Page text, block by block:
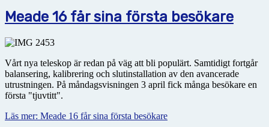
Meade 16 får sina första besökare
Vårt nya teleskop är redan på väg att bli populärt. Samtidigt fortgår
balansering, kalibrering och slutinstallation av den avancerade
utrustningen. På måndagsvisningen 3 april fick många besökare en
första "tjuvtitt".
Läs mer: Meade 16 får sina första besökare